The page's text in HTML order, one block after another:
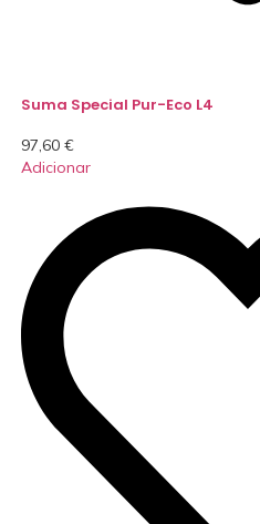
Suma Special Pur-Eco L4
97,60 €
Adicionar